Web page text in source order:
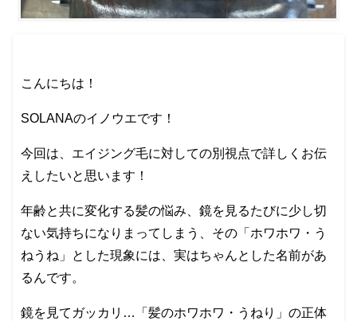
こんにちは！
SOLANAのイノウエです！
今回は、エイジング毛に対しての別視点で詳しくお伝
えしたいと思います！
年齢と共に変化する髪の悩み、鏡を見るたびに少し切
ない気持ちになりまってしまう、その「ホワホワ・う
ねうね」とした現象には、実はちゃんとした名前があ
るんです。
鏡を見てガッカリ…「髪のホワホワ・うねり」の正体